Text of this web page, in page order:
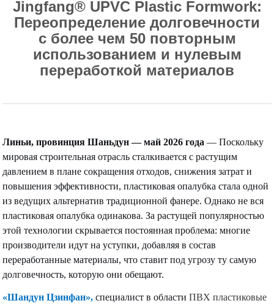
Jingfang® UPVC Plastic Formwork:
Переопределение долговечности
с более чем 50 повторным
использованием и нулевым
переработкой материалов
Линьи, провинция Шаньдун — май 2026 года — Поскольку
мировая строительная отрасль сталкивается с растущим
давлением в плане сокращения отходов, снижения затрат и
повышения эффективности, пластиковая опалубка стала одной
из ведущих альтернатив традиционной фанере. Однако не вся
пластиковая опалубка одинакова. За растущей популярностью
этой технологии скрывается постоянная проблема: многие
производители идут на уступки, добавляя в состав
переработанные материалы, что ставит под угрозу ту самую
долговечность, которую они обещают.
«Шандун Цзинфан»,специалист в областиПВХ пластиковые